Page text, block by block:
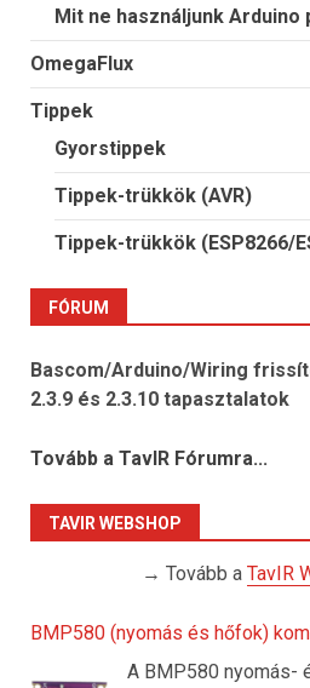
Mit ne használjunk Arduino
OmegaFlux
Tippek
Gyorstippek
Tippek-trükkök (AVR)
Tippek-trükkök (ESP8266/
FÓRUM
Bascom/Arduino/Wiring
2.3.9 és 2.3.10 tapasztalatok
Tovább a TavIR Fórumra...
TAVIR WEBSHOP
→ Tovább a TavIR
BMP580 (nyomás és hőfok)
A BMP580 nyomás-